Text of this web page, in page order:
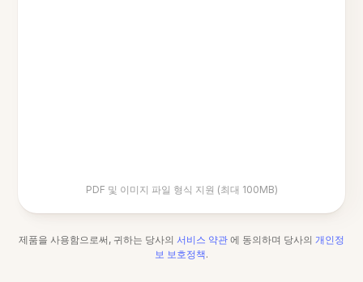
PDF 및 이미지 파일 형식 지원 (최대 100MB)
제품을 사용함으로써, 귀하는 당사의 서비스 약관 에 동의하며 당사의 개인정
보 보호정책.